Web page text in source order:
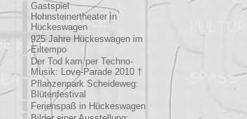
Gastspiel
Hohnsteinertheater in
Hückeswagen
925 Jahre Hückeswagen im
Eiltempo
Der Tod kam per Techno-
Musik: Love-Parade 2010 †
Pflanzenpark Scheideweg:
Blütenfestival
Ferienspaß in Hückeswagen